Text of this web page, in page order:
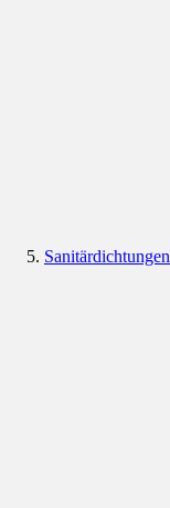
Sanitärdichtungen